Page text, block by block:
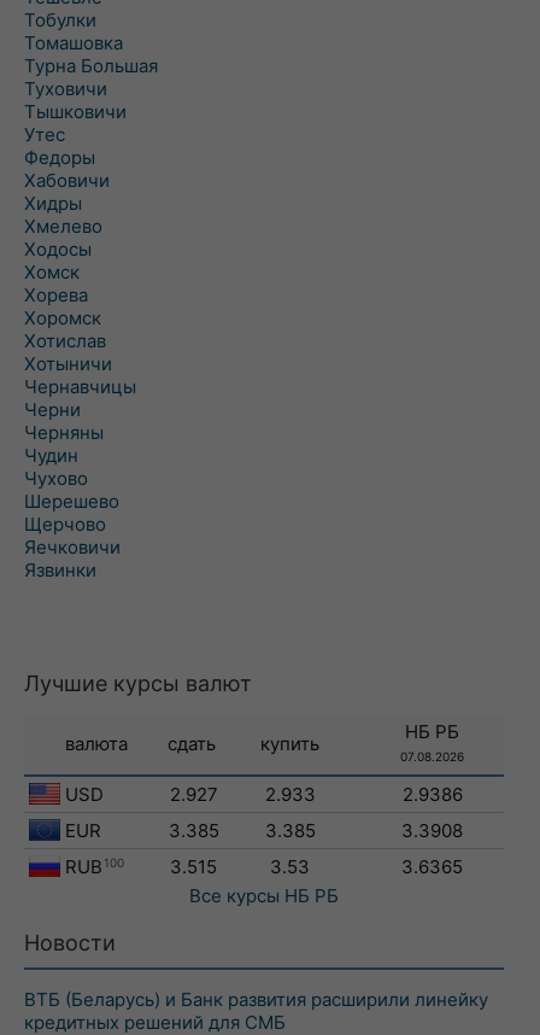
Тобулки
Томашовка
Турна Большая
Туховичи
Тышковичи
Утес
Федоры
Хабовичи
Хидры
Хмелево
Ходосы
Хомск
Хорева
Хоромск
Хотислав
Хотыничи
Чернавчицы
Черни
Черняны
Чудин
Чухово
Шерешево
Щерчово
Яечковичи
Язвинки
Лучшие курсы валют
валюта сдать купить
НБ РБ
07.08.2026
USD 2.927 2.933
2.9386
EUR
3.385 3.385
3.3908
RUB 100 3.515 3.53
3.6365
Все курсы НБ РБ
Новости
ВТБ (Беларусь) и Банк развития расширили линейку
кредитных решений для СМБ